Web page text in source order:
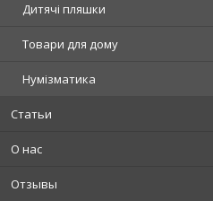
Дитячі пляшки
Товари для дому
Нумізматика
Статьи
О нас
Отзывы